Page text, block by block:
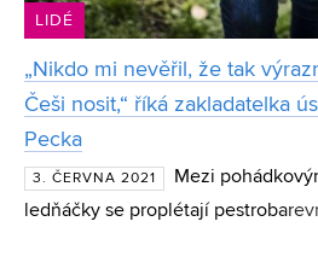
LIDÉ
„Nikdo mi nevěřil, že tak
Češi nosit,“ říká zakladatelka
Pecka
3. ČERVNA 2021
Mezi
ledňáčky se proplétají